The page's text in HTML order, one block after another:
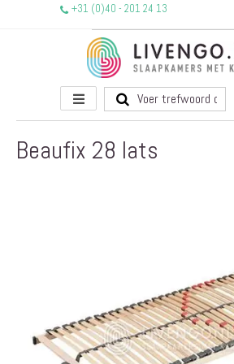
+31 (0)40 - 201 24 13
Toggle
Nav
Beaufix 28 lats